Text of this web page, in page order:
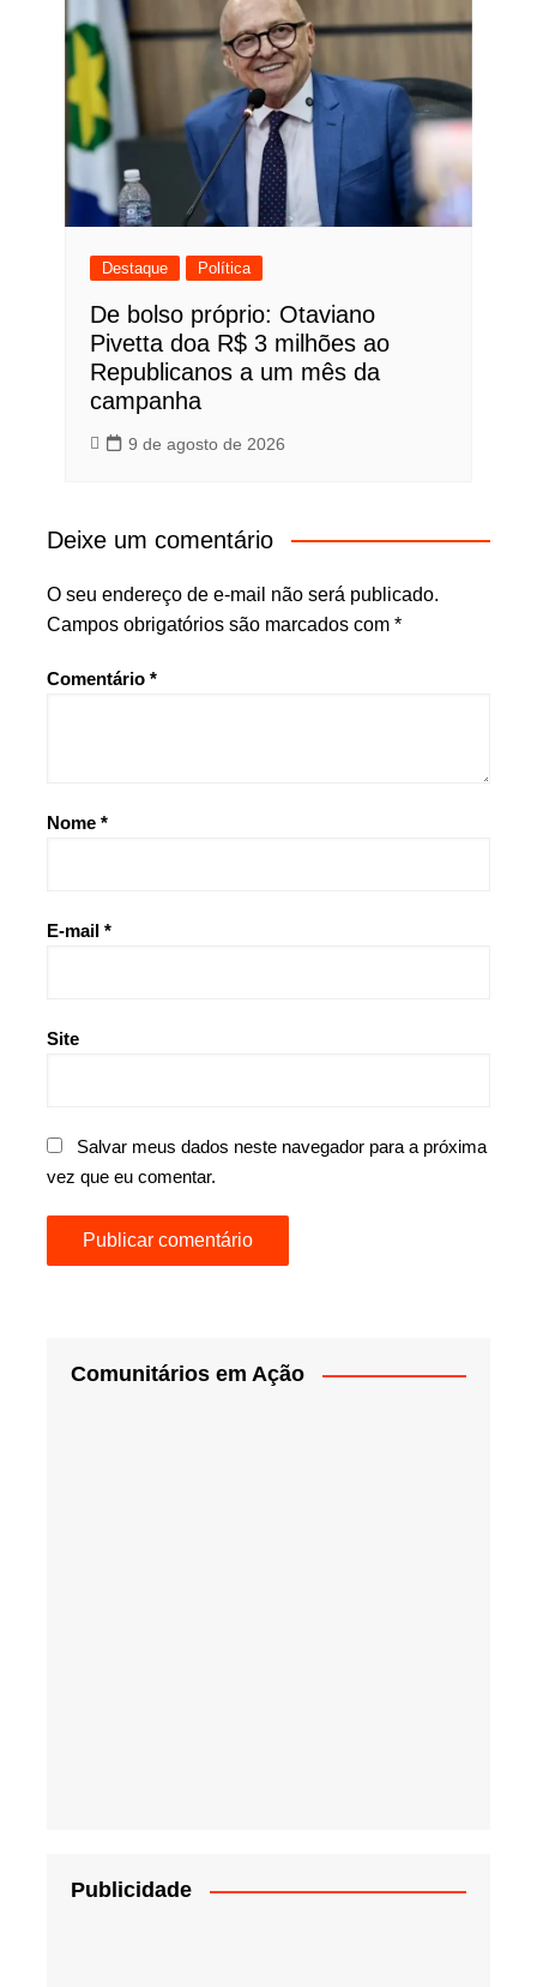
Destaque Política
De bolso próprio: Otaviano
Pivetta doa R$ 3 milhões ao
Republicanos a um mês da
campanha
9 de agosto de 2026
Deixe um comentário
O seu endereço de e-mail não será publicado.
Campos obrigatórios são marcados com *
Comentário *
Nome *
E-mail *
Site
Salvar meus dados neste navegador para a próxima
vez que eu comentar.
Comunitários em Ação
Publicidade